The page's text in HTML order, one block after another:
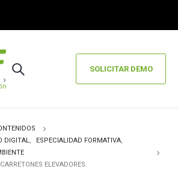
SOLICITAR DEMO
DIGITAL, ESPECIALIDAD FORMATIVA,
ELEVADORES.